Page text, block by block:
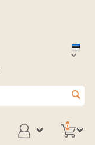
0